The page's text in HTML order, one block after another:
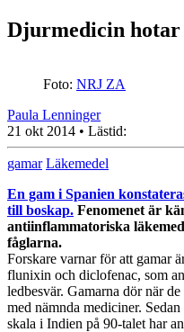
Djurmedicin
Foto: NRJ ZA
Paula Lenninger
21 okt 2014 • Lästid:
gamar Läkemedel
En gam i Spanien
till boskap. Fenomenet är
antiinflammatoriska
fåglarna.
Forskare varnar för att gamar
flunixin och diclofenac, som
ledbesvär. Gamarna dör när
med nämnda mediciner.
skala i Indien på 90-talet har